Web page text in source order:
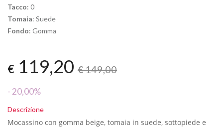
Tacco: 0
Tomaia: Suede
Fondo: Gomma
€ 119,20 €149,00
- 20,00%
Descrizione
Mocassino con gomma beige, tomaia in suede, sottopiede e